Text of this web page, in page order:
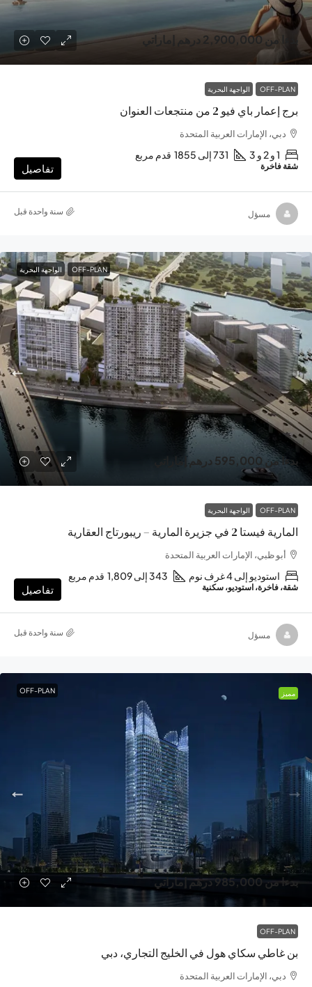
بدءا من2,900,000 درهم إماراتي
OFF-PLAN الواجهة البحرية
برج إعمار باي فيو 2 من منتجعات العنوان
دبي، الإمارات العربية المتحدة
1 و 2 و 3 731 إلى 1855 قدم مربع
شقة فاخرة تفاصيل
مسؤل ‏سنة واحدة قبل
OFF-PLAN الواجهة البحرية
بدءا من595,000 درهم إماراتي
OFF-PLAN الواجهة البحرية
المارية فيستا 2 في جزيرة المارية – ريبورتاج العقارية
أبو ظبي، الإمارات العربية المتحدة
استوديو إلى 4 غرف نوم 343 إلى 1,809 قدم مربع
شقة، فاخرة، استوديو، سكنية تفاصيل
مسؤل ‏سنة واحدة قبل
مميز OFF-PLAN
بدءا من985,000 درهم إماراتي
OFF-PLAN
بن غاطي سكاي هول في الخليج التجاري، دبي
دبي، الإمارات العربية المتحدة